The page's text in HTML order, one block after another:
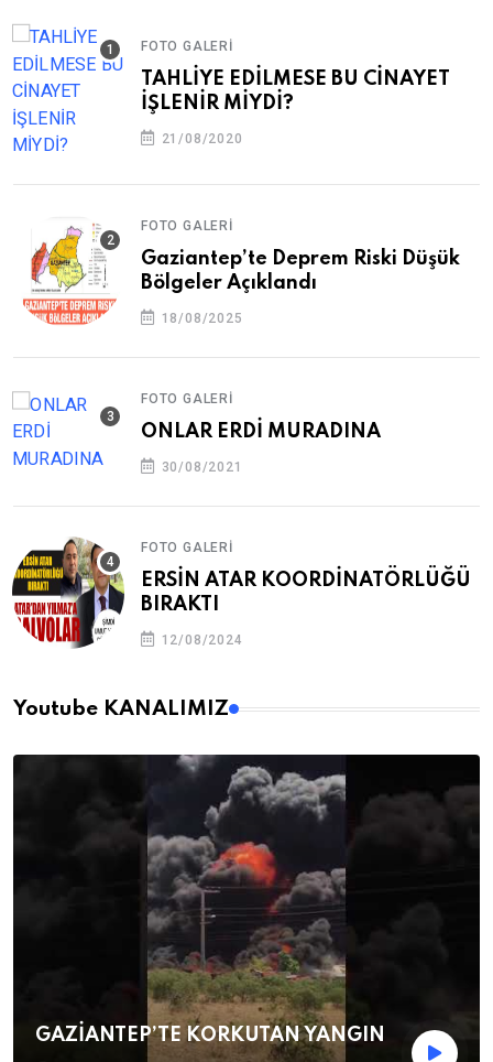
FOTO GALERI
TAHLİYE EDİLMESE BU CİNAYET
İŞLENİR MİYDİ?
21/08/2020
FOTO GALERI
Gaziantep’te Deprem Riski Düşük
Bölgeler Açıklandı
18/08/2025
FOTO GALERI
ONLAR ERDİ MURADINA
30/08/2021
FOTO GALERI
ERSİN ATAR KOORDİNATÖRLÜĞÜ
BIRAKTI
12/08/2024
Youtube KANALIMIZ
GAZİANTEP’TE KORKUTAN YANGIN